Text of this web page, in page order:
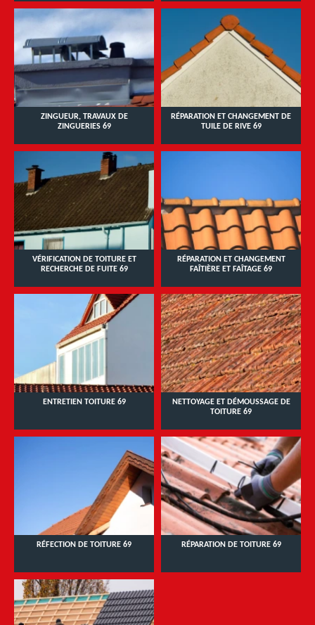
ZINGUEUR, TRAVAUX DE
ZINGUERIES 69
RÉPARATION ET CHANGEMENT DE
TUILE DE RIVE 69
VÉRIFICATION DE TOITURE ET
RECHERCHE DE FUITE 69
RÉPARATION ET CHANGEMENT
FAÎTIÈRE ET FAÎTAGE 69
ENTRETIEN TOITURE 69
NETTOYAGE ET DÉMOUSSAGE DE
TOITURE 69
RÉFECTION DE TOITURE 69 RÉPARATION DE TOITURE 69